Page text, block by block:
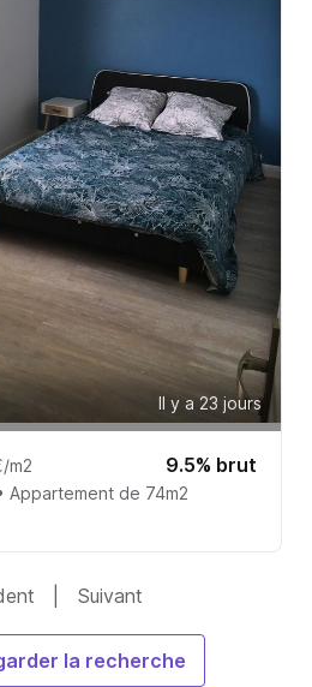
Il y a 23 jours
m2 9.5% brut
Appartement de 74m2
Suivant
la recherche